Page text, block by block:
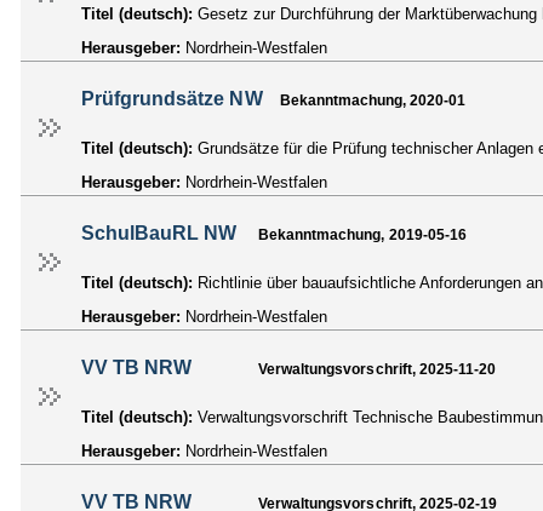
Titel (deutsch): Gesetz zur Durchführung der
Herausgeber: Nordrhein-Westfalen
Prüfgrundsätze NW Bekanntmachung, 2020-01
Titel (deutsch): Grundsätze für die Prüfung technischer
Herausgeber: Nordrhein-Westfalen
SchulBauRL NW Bekanntmachung, 2019-05-16
Titel (deutsch): Richtlinie über bauaufsichtliche Anforderungen
Herausgeber: Nordrhein-Westfalen
VV TB NRW Verwaltungsvorschrift, 2025-11-20
Titel (deutsch): Verwaltungsvorschrift Technische
Herausgeber: Nordrhein-Westfalen
VV TB NRW Verwaltungsvorschrift, 2025-02-19